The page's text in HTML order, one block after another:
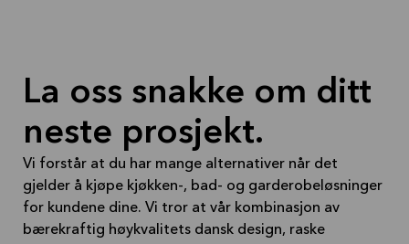
La oss snakke om ditt
neste prosjekt.
Vi forstår at du har mange alternativer når det
gjelder å kjøpe kjøkken-, bad- og garderobeløsninger
for kundene dine. Vi tror at vår kombinasjon av
bærekraftig høykvalitets dansk design, raske